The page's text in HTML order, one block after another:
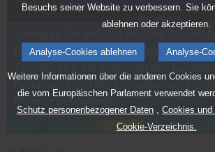
Besuchs seiner Website zu verbessern. Sie
ablehnen oder akzeptieren.
Analyse-Cookies ablehnen Analyse-
Weitere Informationen über die anderen Cookies
die vom Europäischen Parlament verwendet
Schutz personenbezogener Daten , Cookies und
Cookie-Verzeichnis.
Beiträgen in den sozialen Medien, mit
Parlaments und der Europäischen
Moment beschäftigen.